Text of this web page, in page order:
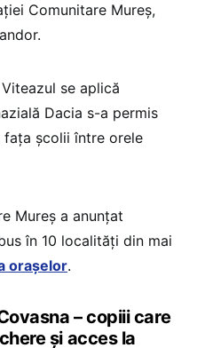
Comunitare Mureș,
se aplică
Dacia s-a permis
școlii între orele
Mureș a anunțat
în 10 localități din mai
orașelor.
– copiii care
și acces la